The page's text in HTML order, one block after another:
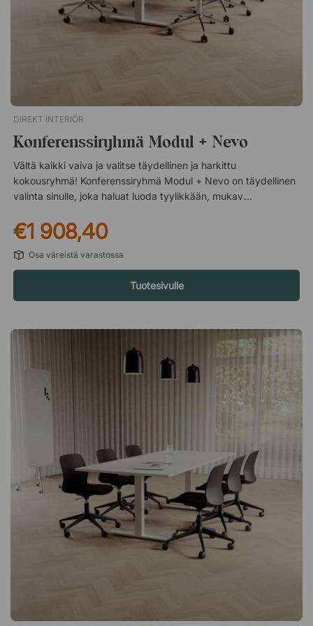
verkkokangas. 5-sakarainen jalkaristikko pyörillä.
DIREKT INTERIÖR
Konferenssiryhmä Modul + Nevo
Vältä kaikki vaiva ja valitse täydellinen ja harkittu
kokousryhmä! Konferenssiryhmä Modul + Nevo on täydellinen
valinta sinulle, joka haluat luoda tyylikkään, mukavan ja
kokonaisuuden, jossa tyylikäs konferenssipöytä Modul
yhdistyy mukavaan ja edustavaan konferenssituoliin Nevo.
Modul-pöytä tarjoaa reilut työskentelypinnat ja ajattoman
muotoilun, joka sopii yhtä hyvin moderniin toimistoon kuin
perinteisempiin ympäristöihin. Useiden pituusvaihtoehtojen
ansiosta luot helposti tilaa sekä pienille kokouksille että
toiminnallisuutta yhdessä Nevo-tuoli tuo kokoustilaan sekä
mukavuutta että liikkuvuutta. Korkea selkänoja, lukittava
polvinivelkeinu ja tyylikäs keinonahkaverhoilu tekevät tuolista
yhtä mukavan kuin tyylikkään. Lopputuloksena on
konferenssiympäristö, jossa osallistujat istuvat hyvin – myös
edellytykset tehokkaille kokouksille. Konferenssipöytä Modul
Pöytälevy lastulevyä, molemmin puolin kestävää laminaattia
Naarmuuntumaton ja helppohoitoinen pinta Saatavana
pituuksissa 220–360 cm Yli 240 cm pitkät levyt ovat jaettuja
Tukevat T-jalat pulverimaalattua metallia Lisäjalka pöydissä yli
280 cm lisäämään vakautta Konferenssituoli Nevo
Keinonahkainen istuin koristeellisilla poikittaisompeleilla Korkea
€1 908,40
Osa väreistä varastossa
Tuotesivulle